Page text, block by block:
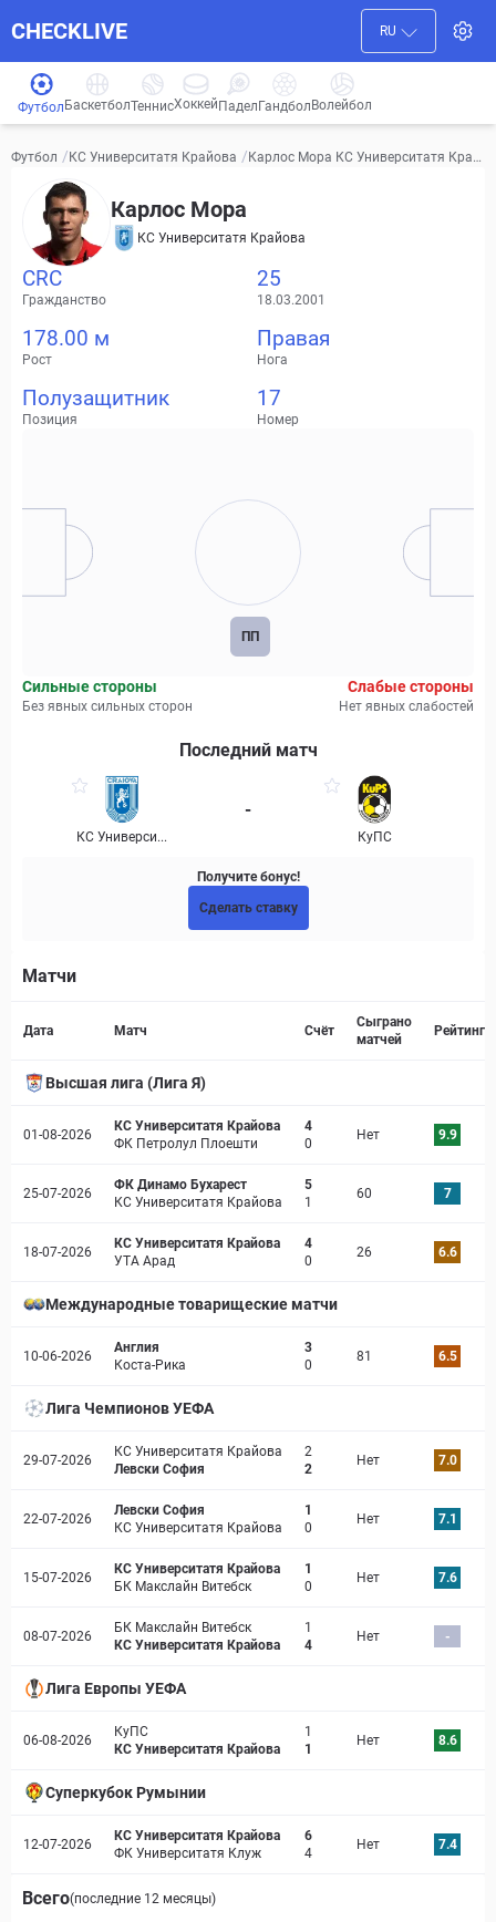
CHECKLIVE RU
Футбол БаскетболТеннисХоккей ПаделГандбол Волейбол
Футбол / КС Университатя Крайова /Карлос Мора КС Университатя Край
Карлос Мора
КС Университатя Крайова
CRC
Гражданство
25
18.03.2001
178.00 м
Рост
Правая
Нога
Полузащитник
Позиция
17
Номер
ПП
Сильные стороны
Без явных сильных сторон
Слабые стороны
Нет явных слабостей
Последний матч
КС Универси...
-
КуПС
Получите бонус!
Сделать ставку
Матчи
Дата Матч Счёт
Сыграно
матчей
Рейтинг
Высшая лига (Лига Я)
01-08-2026
КС Университатя Крайова
ФК Петролул Плоешти
4
0
Нет 9.9
25-07-2026
ФК Динамо Бухарест
КС Университатя Крайова
5
1
60 7
18-07-2026
КС Университатя Крайова
УТА Арад
4
0
26 6.6
Международные товарищеские матчи
10-06-2026
Англия
Коста-Рика
3
0
81 6.5
Лига Чемпионов УЕФА
29-07-2026
КС Университатя Крайова
Левски София
2
2
Нет 7.0
22-07-2026
Левски София
КС Университатя Крайова
1
0
Нет 7.1
15-07-2026
КС Университатя Крайова
БК Макслайн Витебск
1
0
Нет 7.6
08-07-2026
БК Макслайн Витебск
КС Университатя Крайова
1
4
Нет -
Лига Европы УЕФА
06-08-2026
КуПС
КС Университатя Крайова
1
1
Нет 8.6
Суперкубок Румынии
12-07-2026
КС Университатя Крайова
ФК Университатя Клуж
6
4
Нет 7.4
Всего(последние 12 месяцы)